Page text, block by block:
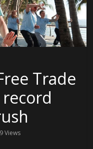
Trade
Views